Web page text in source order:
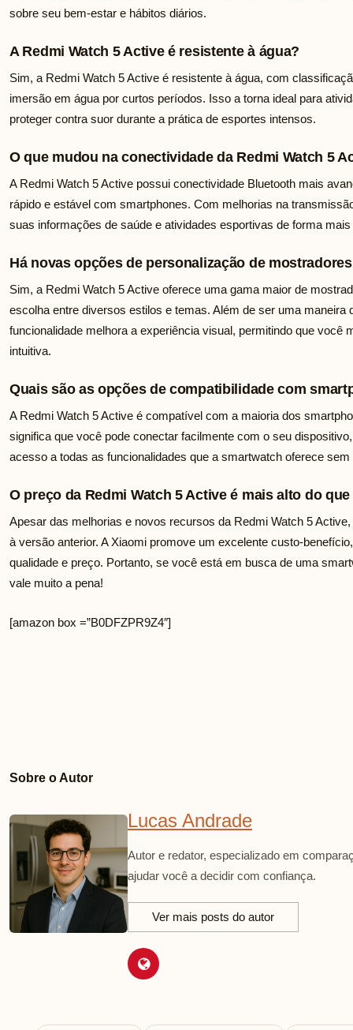
sobre seu bem-estar e hábitos diários.
A Redmi Watch 5 Active é resistente à água?
Sim, a Redmi Watch 5 Active é resistente à água, com
imersão em água por curtos períodos. Isso a torna ideal para
proteger contra suor durante a prática de esportes intensos.
O que mudou na conectividade da Redmi Watch 5
A Redmi Watch 5 Active possui conectividade Bluetooth mais
rápido e estável com smartphones. Com melhorias na
suas informações de saúde e atividades esportivas de forma
Há novas opções de personalização de
Sim, a Redmi Watch 5 Active oferece uma gama maior de
escolha entre diversos estilos e temas. Além de ser uma maneira
funcionalidade melhora a experiência visual, permitindo que você
intuitiva.
Quais são as opções de compatibilidade com
A Redmi Watch 5 Active é compatível com a maioria dos
significa que você pode conectar facilmente com o seu
acesso a todas as funcionalidades que a smartwatch oferece
O preço da Redmi Watch 5 Active é mais alto do
Apesar das melhorias e novos recursos da Redmi Watch 5
à versão anterior. A Xiaomi promove um excelente custo-
qualidade e preço. Portanto, se você está em busca de uma
vale muito a pena!
[amazon box =”B0DFZPR9Z4″]
Sobre o Autor
Lucas Andrade
Autor e redator, especializado em
ajudar você a decidir com confiança.
Ver mais posts do autor